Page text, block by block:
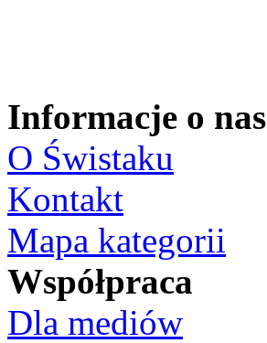
Informacje o nas
O Świstaku
Kontakt
Mapa kategorii
Współpraca
Dla mediów